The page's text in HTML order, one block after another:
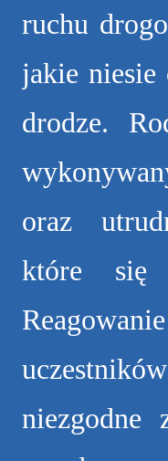
ruchu
jakie niesie
drodze.
oraz
które
niezgodne